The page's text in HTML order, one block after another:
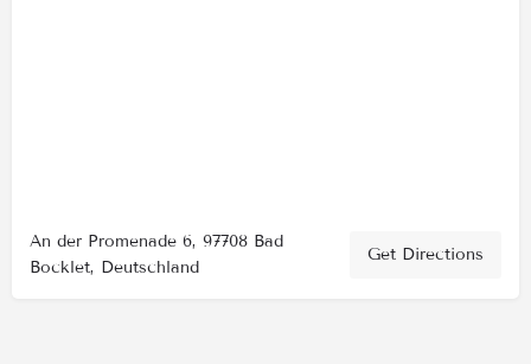
An der Promenade 6, 97708 Bad
Bocklet, Deutschland
Get Directions